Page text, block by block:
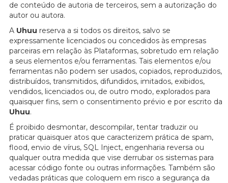
de conteúdo de autoria de terceiros, sem a autorização do
autor ou autora.
A Uhuu reserva a si todos os direitos, salvo se
expressamente licenciados ou concedidos às empresas
parceiras em relação às Plataformas, sobretudo em relação
a seus elementos e/ou ferramentas. Tais elementos e/ou
ferramentas não podem ser usados, copiados, reproduzidos,
distribuídos, transmitidos, difundidos, imitados, exibidos,
vendidos, licenciados ou, de outro modo, explorados para
quaisquer fins, sem o consentimento prévio e por escrito da
Uhuu.
É proibido desmontar, descompilar, tentar traduzir ou
praticar quaisquer atos que caracterizem prática de spam,
flood, envio de vírus, SQL Inject, engenharia reversa ou
qualquer outra medida que vise derrubar os sistemas para
acessar código fonte ou outras informações. Também são
vedadas práticas que coloquem em risco a segurança da